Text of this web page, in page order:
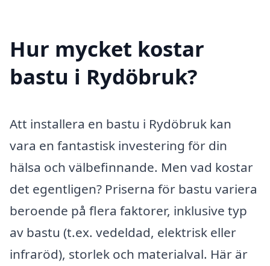
Hur mycket kostar
bastu i Rydöbruk?
Att installera en bastu i Rydöbruk kan
vara en fantastisk investering för din
hälsa och välbefinnande. Men vad kostar
det egentligen? Priserna för bastu variera
beroende på flera faktorer, inklusive typ
av bastu (t.ex. vedeldad, elektrisk eller
infraröd), storlek och materialval. Här är